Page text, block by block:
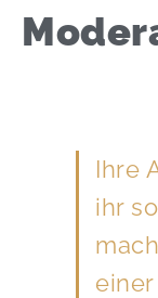
Ihre
ihr